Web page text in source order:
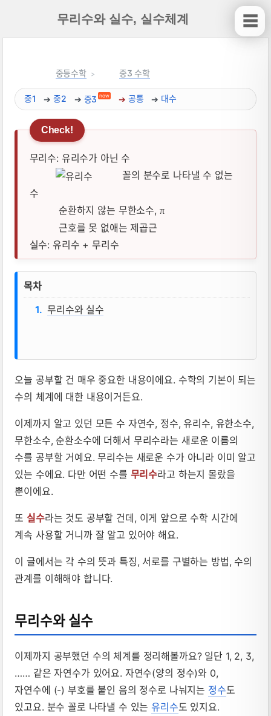
무리수와 실수, 실수체계
중등수학 중3 수학
중1 중2 중3 now 공통 대수
무리수: 유리수가 아닌 수
꼴의 분수로 나타낼 수 없는
수
순환하지 않는 무한소수, π
근호를 못 없애는 제곱근
실수: 유리수 + 무리수
무리수와 실수, 실수체계 뜻, 성질, 공식
목차
무리수와 실수
오늘 공부할 건 매우 중요한 내용이에요. 수학의 기본이 되는
수의 체계에 대한 내용이거든요.
이제까지 알고 있던 모든 수 자연수, 정수, 유리수, 유한소수,
무한소수, 순환소수에 더해서 무리수라는 새로운 이름의
수를 공부할 거예요. 무리수는 새로운 수가 아니라 이미 알고
있는 수에요. 다만 어떤 수를 무리수라고 하는지 몰랐을
뿐이에요.
또 실수라는 것도 공부할 건데, 이게 앞으로 수학 시간에
계속 사용할 거니까 잘 알고 있어야 해요.
이 글에서는 각 수의 뜻과 특징, 서로를 구별하는 방법, 수의
관계를 이해해야 합니다.
무리수와 실수
이제까지 공부했던 수의 체계를 정리해볼까요? 일단 1, 2, 3,
…… 같은 자연수가 있어요. 자연수(양의 정수)와 0,
자연수에 (-) 부호를 붙인 음의 정수로 나눠지는 정수도
있고요. 분수 꼴로 나타낼 수 있는유리수도 있지요.
☰